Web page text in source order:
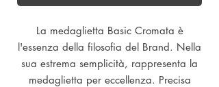
La medaglietta Basic Cromata è
l'essenza della filosofia del Brand. Nella
sua estrema semplicità, rappresenta la
medaglietta per eccellenza. Precisa